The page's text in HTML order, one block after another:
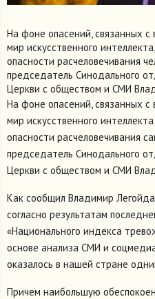
На фоне опасений, связанных
мир искусственного
опасности расчеловечивания
председатель Синодального
Церкви с обществом и СМИ
На фоне опасений, связанных
мир искусственного
опасности расчеловечивания
председатель Синодального
Церкви с обществом и СМИ
Как сообщил Владимир
согласно результатам
«Национального индекса
основе анализа СМИ и
оказалось в нашей стране
Причем наибольшую